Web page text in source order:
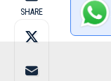
SHARE